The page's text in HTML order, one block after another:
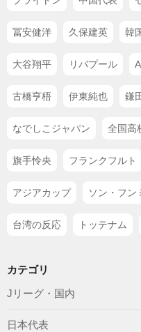
冨安健洋 久保建英 韓
大谷翔平 リバプール
古橋亨梧 伊東純也 鎌
なでしこジャパン 全国高
旗手怜央 フランクフルト
アジアカップ ソン・フン
台湾の反応 トッテナム
カテゴリ
Jリーグ・国内
日本代表